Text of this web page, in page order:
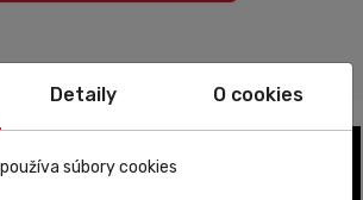
Detaily O cookies
súbory cookies